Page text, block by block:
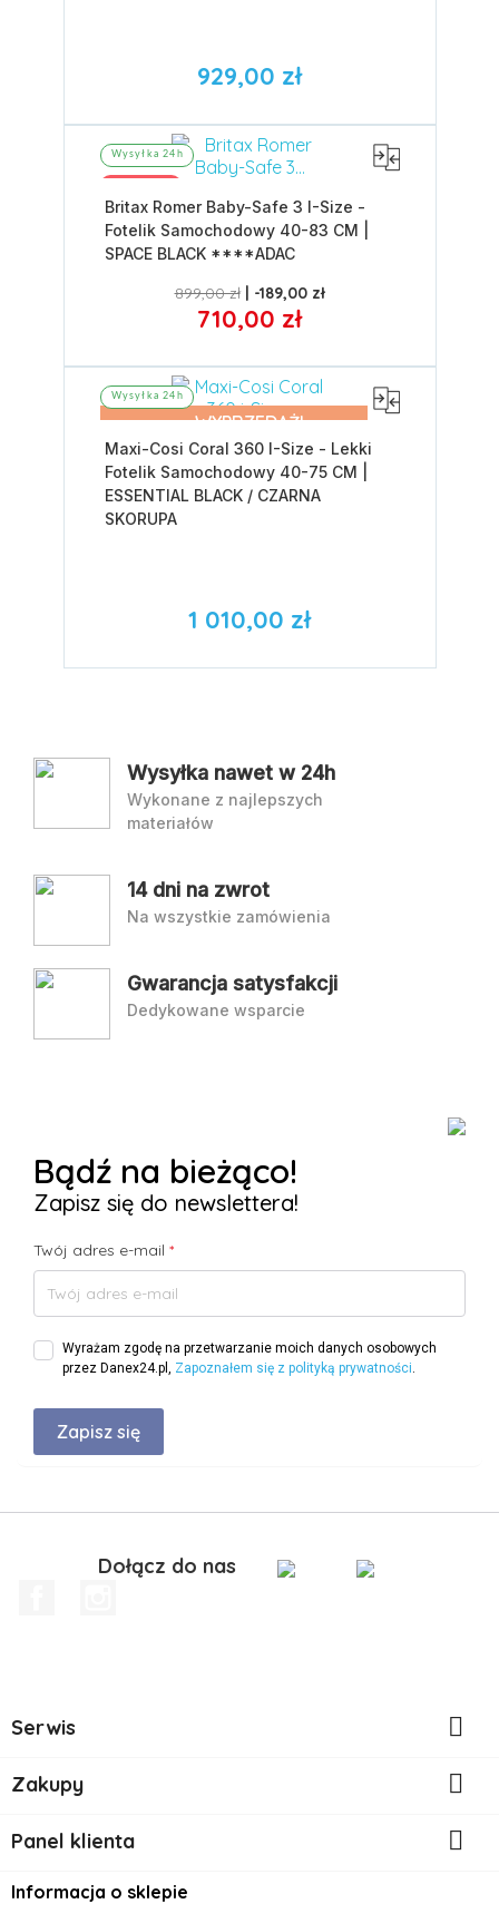
929,00 zł
Wysyłka 24h
Britax Romer Baby-Safe 3 I-Size -
Fotelik Samochodowy 40-83 CM |
SPACE BLACK ****ADAC
899,00 zł -189,00 zł
710,00 zł
Wysyłka 24h
Maxi-Cosi Coral 360 I-Size - Lekki
Fotelik Samochodowy 40-75 CM |
ESSENTIAL BLACK / CZARNA
SKORUPA
1 010,00 zł
WYPRZEDAŻ!
Wysyłka nawet w 24h
Wykonane z najlepszych
materiałów
14 dni na zwrot
Na wszystkie zamówienia
Gwarancja satysfakcji
Dedykowane wsparcie
Bądź na bieżąco!
Zapisz się do newslettera!
Twój adres e-mail *
Wyrażam zgodę na przetwarzanie moich danych osobowych
przez Danex24.pl, Zapoznałem się z polityką prywatności.
Dołącz do nas
Informacja o sklepie
Serwis 
Zakupy 
Panel klienta 